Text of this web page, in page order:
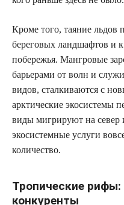
Кроме того, таяние
береговых ландшафтов и
побережья. Мангровые
барьерами от волн и
видов, сталкиваются с
арктические экосистемы
виды мигрируют на север
экосистемные услуги
количество.
Тропические
конкуренты